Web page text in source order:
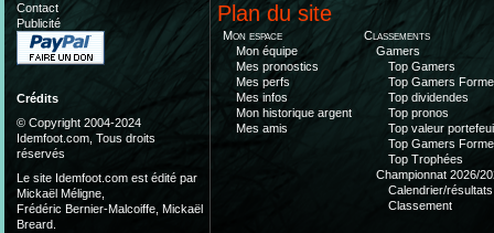
Contact
Publicité
Crédits
© Copyright 2004-2024
Idemfoot.com, Tous droits
réservés
Le site Idemfoot.com est édité par
Mickaël Méligne,
Frédéric Bernier-Malcoiffe, Mickaël
Breard.
Plan du site
Mon espace
Mon équipe
Mes pronostics
Mes perfs
Mes infos
Mon historique argent
Mes amis
Classements
Gamers
Top Gamers
Top Gamers Forme
Top dividendes
Top pronos
Top valeur
Top Gamers Forme
Top Trophées
Championnat 2026/
Calendrier/résultats
Classement